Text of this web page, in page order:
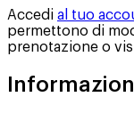
Accedi al tuo
permettono di
prenotazione o